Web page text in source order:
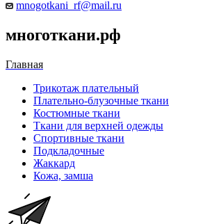
mnogotkani_rf@mail.ru
многоткани.рф
Главная
Трикотаж плательный
Плательно-блузочные ткани
Костюмные ткани
Ткани для верхней одежды
Спортивные ткани
Подкладочные
Жаккард
Кожа, замша